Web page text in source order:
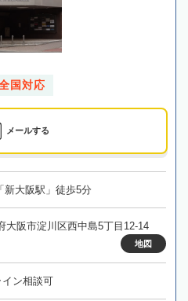
国対応
メールする
新大阪駅」徒歩5分
大阪市淀川区西中島5丁目12-14
地図
ン相談可